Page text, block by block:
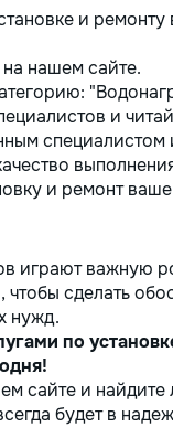
и
нашем сайте.
и
специалистом
и ремонт
играют важную
чтобы сделать
нужд.
по
сайте и
будет в